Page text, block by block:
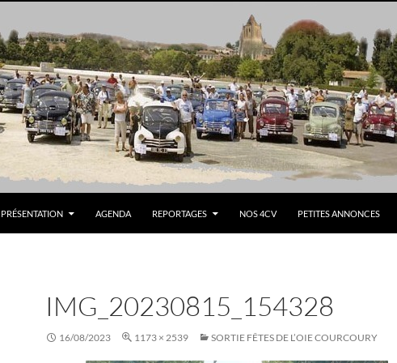
PRÉSENTATION AGENDA REPORTAGES NOS 4CV PETITES ANNONCES
IMG_20230815_154328
16/08/2023 1173 × 2539 SORTIE FÊTES DE L’OIE COURCOURY